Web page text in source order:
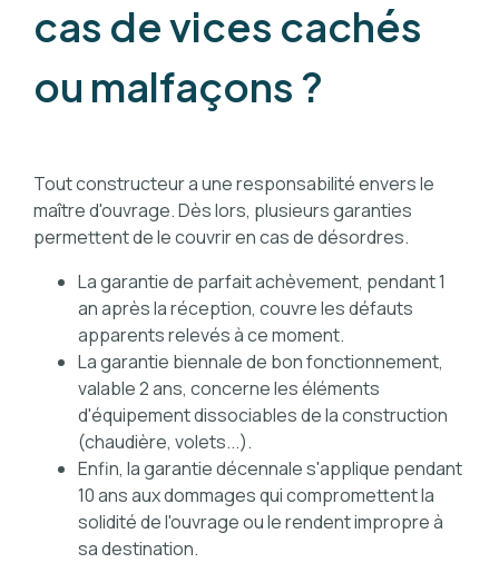
cas de vices cachés
ou malfaçons ?
Tout constructeur a une responsabilité envers le
maître d'ouvrage. Dès lors, plusieurs garanties
permettent de le couvrir en cas de désordres.
La garantie de parfait achèvement, pendant 1
an après la réception, couvre les défauts
apparents relevés à ce moment.
La garantie biennale de bon fonctionnement,
valable 2 ans, concerne les éléments
d'équipement dissociables de la construction
(chaudière, volets...).
Enfin, la garantie décennale s'applique pendant
10 ans aux dommages qui compromettent la
solidité de l'ouvrage ou le rendent impropre à
sa destination.